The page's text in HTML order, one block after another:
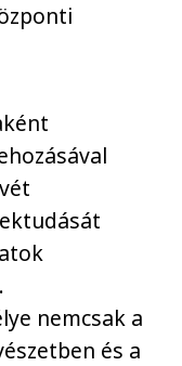
nemcsak a
és a